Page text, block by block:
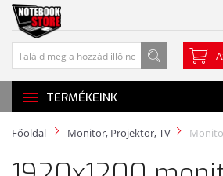
TERMÉKEINK
Főoldal Monitor, Projektor, TV